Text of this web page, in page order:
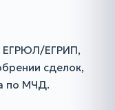
ЕГРЮЛ/ЕГРИП,
сделок,
по МЧД.